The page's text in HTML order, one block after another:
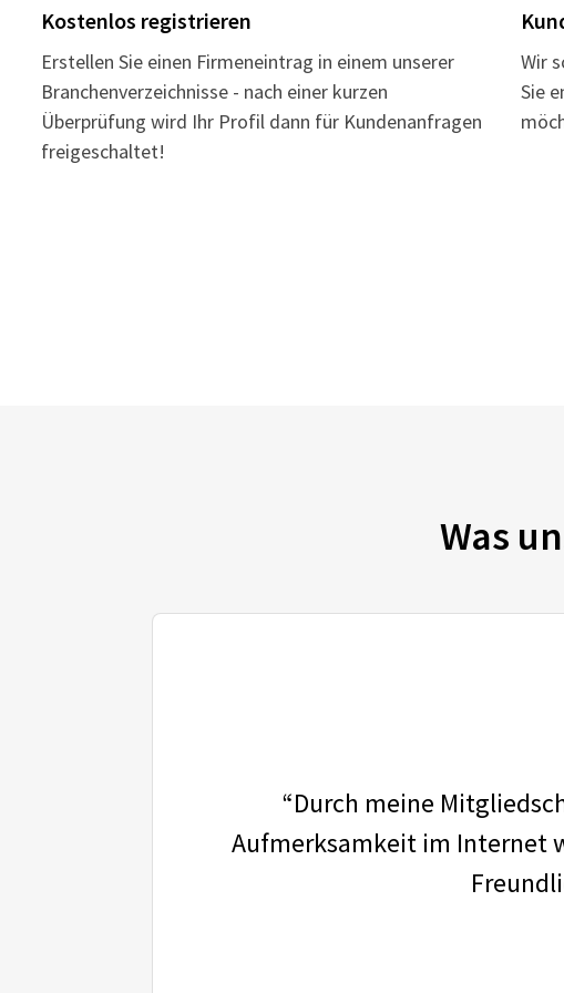
Kostenlos registrieren
Erstellen Sie einen Firmeneintrag in einem unserer
Branchenverzeichnisse - nach einer kurzen
Überprüfung wird Ihr Profil dann für Kundenanfragen
freigeschaltet!
Wir
Sie
Was
“Durch meine
Aufmerksamkeit im Internet